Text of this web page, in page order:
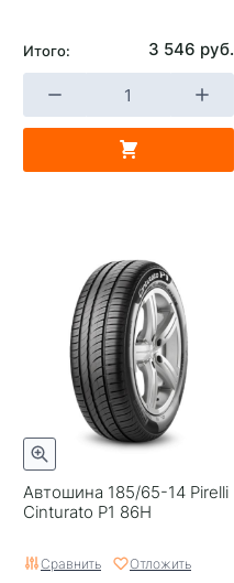
Итого: 3 546 руб.
Автошина 185/65-14 Pirelli
Cinturato P1 86H
Сравнить Отложить